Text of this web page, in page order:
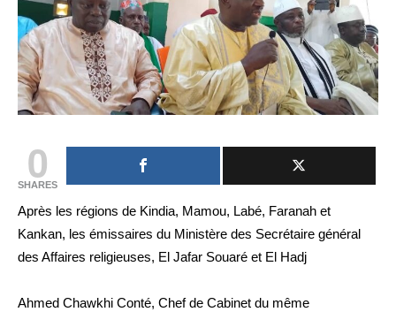
0
SHARES
Après les régions de Kindia, Mamou, Labé, Faranah et
Kankan, les émissaires du Ministère des Secrétaire général
des Affaires religieuses, El Jafar Souaré et El Hadj
Ahmed Chawkhi Conté, Chef de Cabinet du même